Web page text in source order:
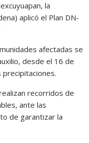
la
aplicó el Plan DN-
afectadas se
desde el 16 de
recorridos de
ante las
de garantizar la